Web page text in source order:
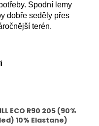
Spodní lemy
dobře seděly přes
terén.
ECO R90 205 (90%
10% Elastane)